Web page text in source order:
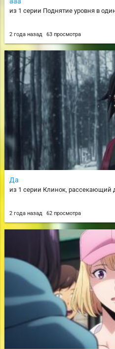
из 1 серии Поднятие уровня в
2 года назад 63 просмотра
Да
из 1 серии Клинок, рассекающий
2 года назад 62 просмотра